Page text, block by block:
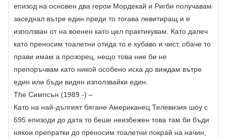
епизод на основен два герои Мордекай и Ригби получавам
заседнал вътре един преди то тогава левитиращ и е
използван от на военен като цел практикувам. Като далеч
като преносим тоалетни отида то е хубаво и чист, обаче то
прави имам a прозорец, нещо това ние би не
препоръчвам като никой особено иска до виждам вътре
един или бъди видян използвайки един.
The Симпсън (1989 -) –
Като на най-дългият бягане Американец Телевизия шоу с
695 епизоди до дата то беше неизбежен това там би бъди
някои препратки до преносим тоалетни покрай на начин,